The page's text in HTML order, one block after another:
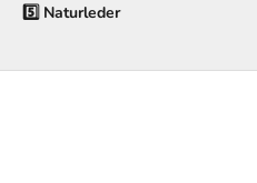
5️⃣ Naturleder